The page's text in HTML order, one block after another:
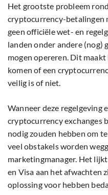
Het grootste probleem
cryptocurrency-betalingen
geen officiële wet- en
landen onder andere (nog)
mogen opereren. Dit
komen of een
veilig is of niet.
Wanneer deze regelgeving
cryptocurrency exchanges
nodig zouden hebben om
veel obstakels worden
marketingmanager. Het
en Visa aan het afwachten
oplossing voor hebben